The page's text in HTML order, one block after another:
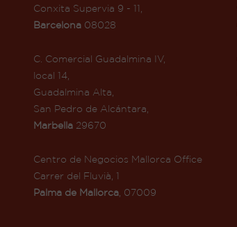
Conxita Supervia 9 - 11,
Barcelona 08028
C. Comercial Guadalmina IV,
local 14,
Guadalmina Alta,
San Pedro de Alcántara,
Marbella 29670
Centro de Negocios Mallorca Office
Carrer del Fluvià, 1
Palma de Mallorca , 07009